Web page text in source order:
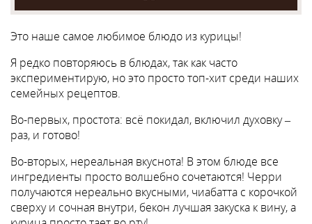
Это наше самое любимое блюдо из курицы!
Я редко повторяюсь в блюдах, так как часто
экспериментирую, но это просто топ-хит среди наших
семейных рецептов.
Во-первых, простота: всё покидал, включил духовку –
раз, и готово!
Во-вторых, нереальная вкуснота! В этом блюде все
ингредиенты просто волшебно сочетаются! Черри
получаются нереально вкусными, чиабатта с корочкой
сверху и сочная внутри, бекон лучшая закуска к вину, а